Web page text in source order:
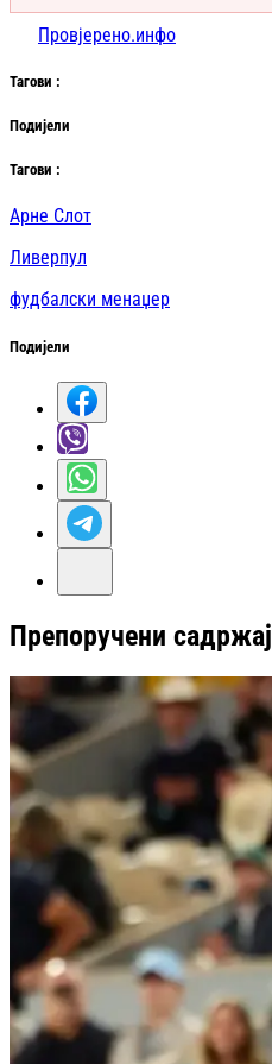
Провјерено.инфо
Тагови :
Подијели
Тагови :
Арне Слот
Ливерпул
фудбалски менаџер
Подијели
Препоручени садржај